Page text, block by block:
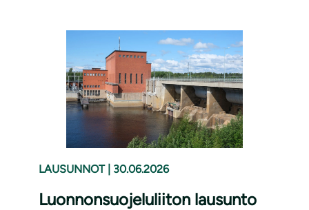
LAUSUNNOT 30.06.2026
Luonnonsuojeluliiton lausunto